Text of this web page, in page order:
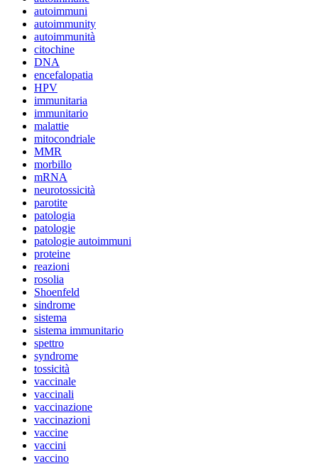
autoimmuni
autoimmunity
autoimmunità
citochine
DNA
encefalopatia
HPV
immunitaria
immunitario
malattie
mitocondriale
MMR
morbillo
mRNA
neurotossicità
parotite
patologia
patologie
patologie autoimmuni
proteine
reazioni
rosolia
Shoenfeld
sindrome
sistema
sistema immunitario
spettro
syndrome
tossicità
vaccinale
vaccinali
vaccinazione
vaccinazioni
vaccine
vaccini
vaccino